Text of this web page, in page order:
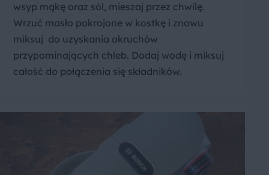
wsyp mąkę oraz sól, mieszaj przez chwilę.
Wrzuć masło pokrojone w kostkę i znowu
miksuj do uzyskania okruchów
przypominających chleb. Dodaj wodę i miksuj
całość do połączenia się składników.